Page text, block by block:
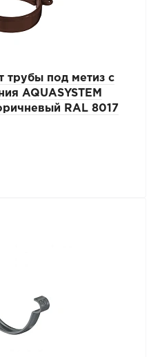
трубы под метиз с
AQUASYSTEM
RAL 8017